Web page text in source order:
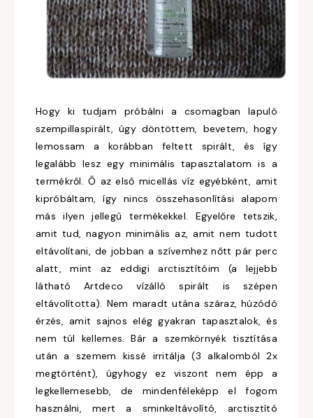
Hogy ki tudjam próbálni a csomagban lapuló
szempillaspirált, úgy döntöttem, bevetem, hogy
lemossam a korábban feltett spirált, és így
legalább lesz egy minimális tapasztalatom is a
termékről. Ő az első micellás víz egyébként, amit
kipróbáltam, így nincs összehasonlítási alapom
más ilyen jellegű termékekkel. Egyelőre tetszik,
amit tud, nagyon minimális az, amit nem tudott
eltávolítani, de jobban a szívemhez nőtt pár perc
alatt, mint az eddigi arctisztítóim (a lejjebb
látható Artdeco vízálló spirált is szépen
eltávolította). Nem maradt utána száraz, húzódó
érzés, amit sajnos elég gyakran tapasztalok, és
nem túl kellemes. Bár a szemkörnyék tisztítása
után a szemem kissé irritálja (3 alkalomból 2x
megtörtént), úgyhogy ez viszont nem épp a
legkellemesebb, de mindenféleképp el fogom
használni, mert a sminkeltávolító, arctisztító